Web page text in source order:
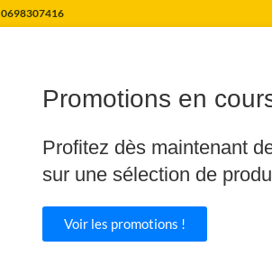
Promotions en
Profitez dès maintenant
sur une sélection de
Voir les promotions !
0698307416